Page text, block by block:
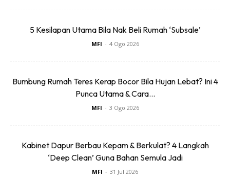
5 Kesilapan Utama Bila Nak Beli Rumah ‘Subsale’
MFI - 4 Ogo 2026
Bumbung Rumah Teres Kerap Bocor Bila Hujan Lebat? Ini 4
Punca Utama & Cara...
MFI - 3 Ogo 2026
Kabinet Dapur Berbau Kepam & Berkulat? 4 Langkah
‘Deep Clean’ Guna Bahan Semula Jadi
MFI - 31 Jul 2026